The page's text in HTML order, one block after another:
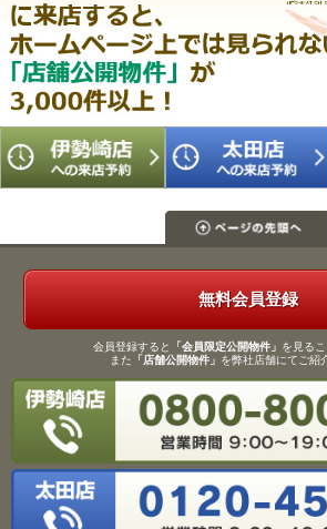
無料会員登録
会員登録すると 「会員限定公開物件」 を見るこ
また 「店舗公開物件」 を弊社店舗にてご紹